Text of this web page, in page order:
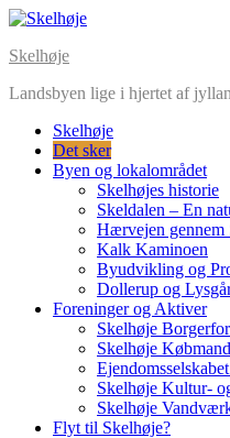
Skip
content
Skelhøje
Landsbyen lige i hjertet af
Skelhøje
Det sker
Byen og lokalområdet
Skelhøjes historie
Skeldalen – En
Hærvejen gennem
Kalk Kaminoen
Byudvikling og
Dollerup og
Foreninger og Aktiver
Skelhøje
Skelhøje
Skelhøje Kultur-
Skelhøje
Flyt til Skelhøje?